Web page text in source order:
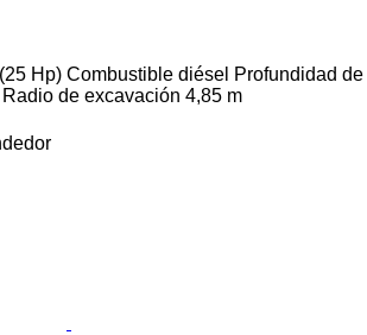
Hp) Combustible diésel Profundidad de
Radio de excavación 4,85 m